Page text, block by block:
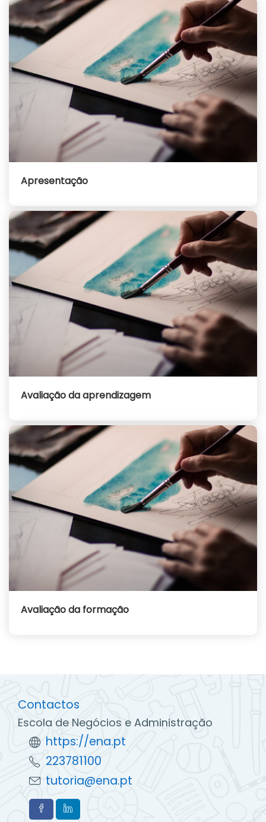
Apresentação
Avaliação da aprendizagem
Avaliação da formação
Contactos
Escola de Negócios e Administração
https://ena.pt
223781100
tutoria@ena.pt